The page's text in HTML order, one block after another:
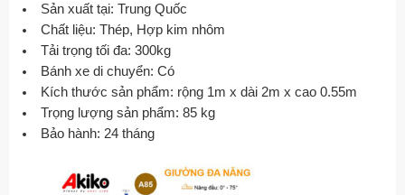
Sản xuất tại: Trung Quốc
Chất liệu: Thép, Hợp kim nhôm
Tải trọng tối đa: 300kg
Bánh xe di chuyển: Có
Kích thước sản phẩm: rộng 1m x dài 2m x cao 0.55m
Trọng lượng sản phẩm: 85 kg
Bảo hành: 24 tháng